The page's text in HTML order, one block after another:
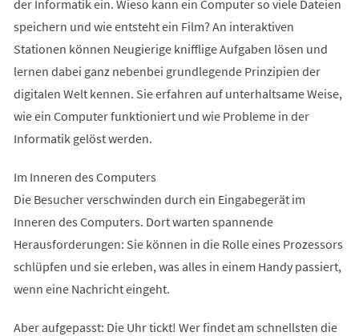
der Informatik ein. Wieso kann ein Computer so viele Dateien
speichern und wie entsteht ein Film? An interaktiven
Stationen können Neugierige knifflige Aufgaben lösen und
lernen dabei ganz nebenbei grundlegende Prinzipien der
digitalen Welt kennen. Sie erfahren auf unterhaltsame Weise,
wie ein Computer funktioniert und wie Probleme in der
Informatik gelöst werden.
Im Inneren des Computers
Die Besucher verschwinden durch ein Eingabegerät im
Inneren des Computers. Dort warten spannende
Herausforderungen: Sie können in die Rolle eines Prozessors
schlüpfen und sie erleben, was alles in einem Handy passiert,
wenn eine Nachricht eingeht.
Aber aufgepasst: Die Uhr tickt! Wer findet am schnellsten die